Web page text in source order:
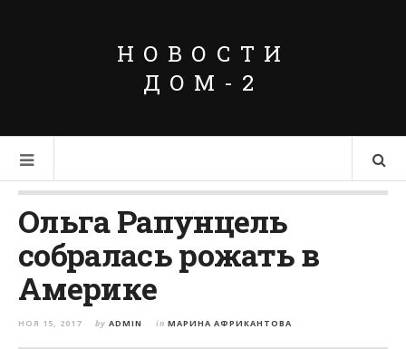
НОВОСТИ
ДОМ-2
Ольга Рапунцель
собралась рожать в
Америке
НОЯ 15, 2017 by ADMIN in МАРИНА АФРИКАНТОВА